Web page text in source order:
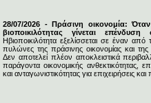
28/07/2026 - Πράσινη οικονομία:
βιοποικιλότητας γίνεται
Ηβιοποικιλότητα εξελίσσεται σε έναν από
πυλώνες της πράσινης οικονομίας και της
Δεν αποτελεί πλέον αποκλειστικά
παράγοντα οικονομικής ανθεκτικότητας,
και ανταγωνιστικότητας για επιχειρήσεις